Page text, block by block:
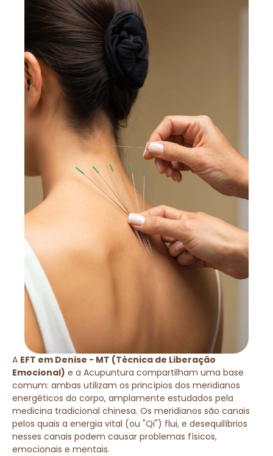
A EFT em Denise - MT (Técnica de Liberação
Emocional) e a Acupuntura compartilham uma base
comum: ambas utilizam os princípios dos meridianos
energéticos do corpo, amplamente estudados pela
medicina tradicional chinesa. Os meridianos são canais
pelos quais a energia vital (ou "Qi") flui, e desequilíbrios
nesses canais podem causar problemas físicos,
emocionais e mentais.